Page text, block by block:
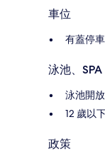
車位
有蓋停
泳池、
泳池開
12 歲以
政策